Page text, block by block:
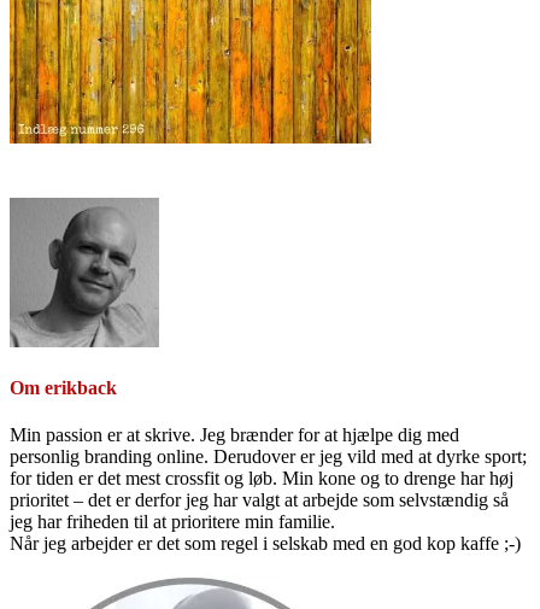
Om erikback
Min passion er at skrive. Jeg brænder for at hjælpe dig med
personlig branding online. Derudover er jeg vild med at dyrke sport;
for tiden er det mest crossfit og løb. Min kone og to drenge har høj
prioritet – det er derfor jeg har valgt at arbejde som selvstændig så
jeg har friheden til at prioritere min familie.
Når jeg arbejder er det som regel i selskab med en god kop kaffe ;-)